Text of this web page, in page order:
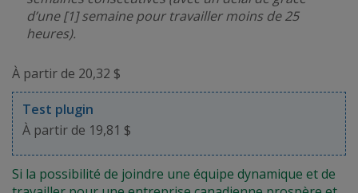
d’une [1] semaine pour travailler moins de 25
heures).
À partir de 20,32 $
Test plugin
À partir de 19,81 $
Si la possibilité de joindre une équipe dynamique et de